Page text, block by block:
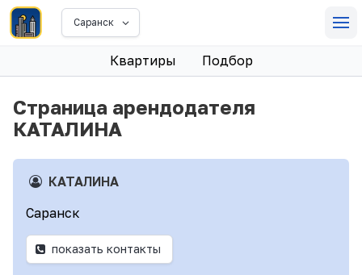
Саранск
Квартиры Подбор
Страница арендодателя
КАТАЛИНА
КАТАЛИНА
Саранск
показать контакты